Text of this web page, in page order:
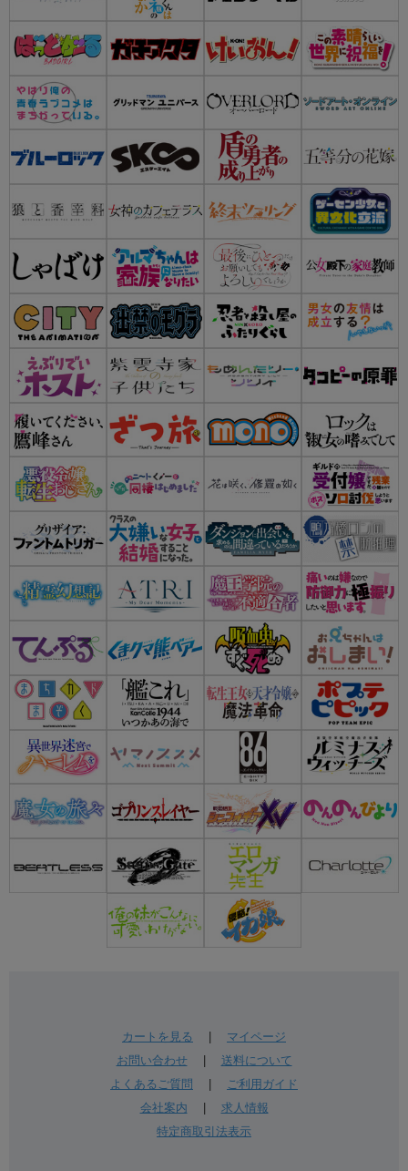
カートを見る
マイページ
お問い合わせ| 送料について
よくあるご質問
ご利用ガイド
会社案内
求人情報
特定商取引法表示